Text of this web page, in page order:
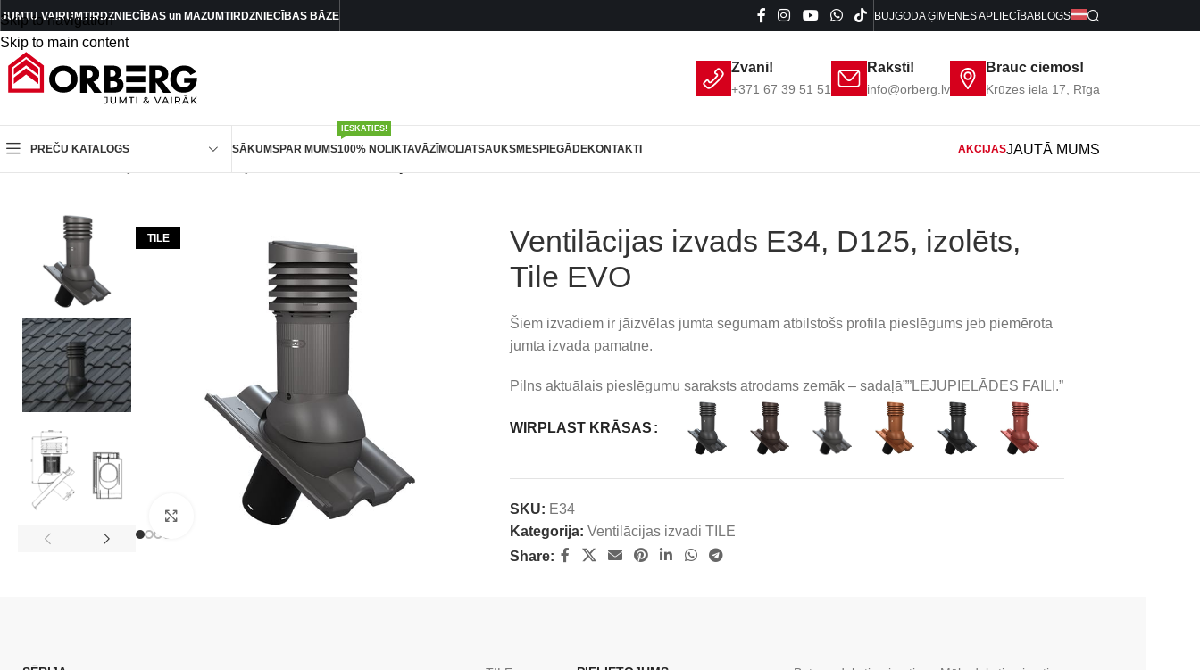
Skip to navigation
Skip to main content
JUMTU VAIRUMTIRDZNIECĪBAS un MAZUMTIRDZNIECĪBAS BĀZE BUJGODA ĢIMENES APLIECĪBABLOGS
Zvani!
+371 67 39 51 51
Raksti!
info@orberg.lv
Brauc ciemos!
Krūzes iela 17, Rīga
PREČU KATALOGS SĀKUMSPAR MUMS100% NOLIKTAVĀ
IESKATIES!
ZĪMOLI ATSAUKSMESPIEGĀDEKONTAKTI AKCIJASJAUTĀ MUMS
TILE
Klikšķini, lai palielinātu attēlu
Ventilācijas izvads E34, D125, izolēts,
Tile EVO
Šiem izvadiem ir jāizvēlas jumta segumam atbilstošs profila pieslēgums jeb piemērota
jumta izvada pamatne.
Pilns aktuālais pieslēgumu saraksts atrodams zemāk – sadaļā””LEJUPIELĀDES FAILI.”
WIRPLAST KRĀSAS
SKU: E34
Kategorija: Ventilācijas izvadi TILE
Share: